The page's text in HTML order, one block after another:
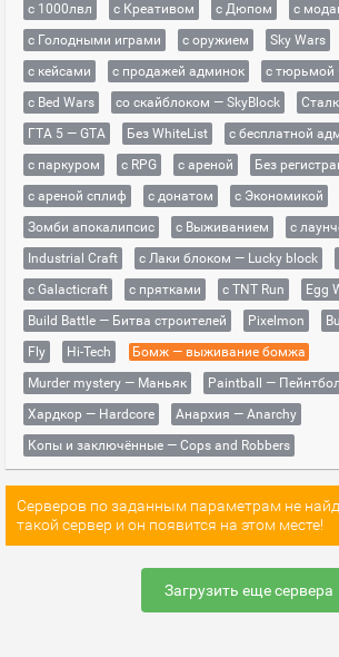
с 1000лвл c Креативом с Дюпом с
с Голодными играми
с оружием Sky Wars
с кейсами
с продажей админок с тюрьмой
с Bed Wars
со скайблоком — SkyBlock
ГТА 5 — GTA
Без WhiteList
с бесплатной
с паркуром
с RPG с ареной
Без
с ареной сплиф
с донатом с Экономикой
Зомби апокалипсис
с Выживанием с
Industrial Craft
с Лаки блоком — Lucky block
с Galacticraft
с прятками с TNT Run Egg
Build Battle — Битва строителей
Pixelmon
Fly
Hi-Tech
Бомж — выживание бомжа
Murder mystery — Маньяк
Paintball — Пейнтбол
Хардкор — Hardcore
Анархия — Anarchy
Копы и заключённые — Cops and Robbers
Серверов по заданным параметрам не
такой сервер и он появится на этом месте!
Загрузить еще сервера